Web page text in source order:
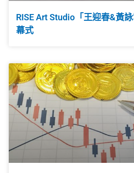
RISE Art Studio「王迎春&黃
幕式